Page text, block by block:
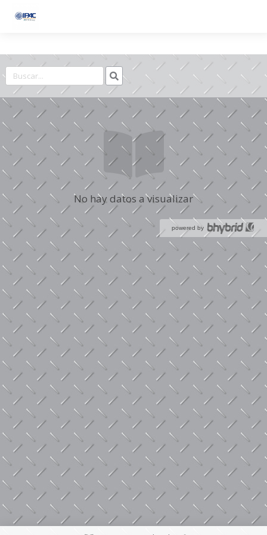
No hay datos a visualizar
powered by